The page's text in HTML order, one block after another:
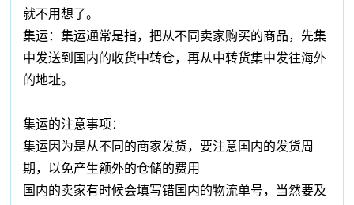
就不用想了。
集运：集运通常是指，把从不同卖家购买的商品，先集
中发送到国内的收货中转仓，再从中转货集中发往海外
的地址。
集运的注意事项：
集运因为是从不同的商家发货，要注意国内的发货周
期，以免产生额外的仓储的费用
国内的卖家有时候会填写错国内的物流单号，当然要及